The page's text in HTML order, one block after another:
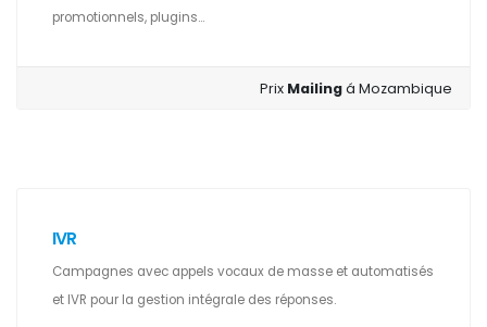
promotionnels, plugins...
Prix Mailingá Mozambique
IVR
Campagnes avec appels vocaux de masse et automatisés
et IVR pour la gestion intégrale des réponses.